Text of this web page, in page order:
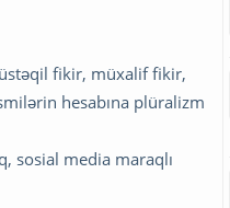
fikir, müxalif fikir,
hesabına plüralizm
sosial media maraqlı